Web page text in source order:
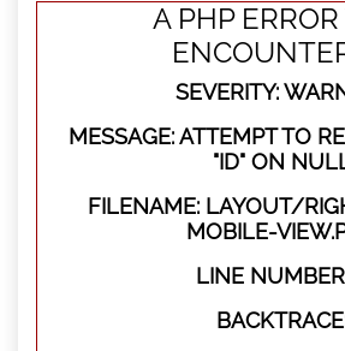
A PHP
SEVERITY:
MESSAGE: ATTEMPT TO
"ID" ON
FILENAME: LAYOUT/
MOBILE-
LINE